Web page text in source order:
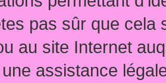
pas sûr que
au site Internet
assistance